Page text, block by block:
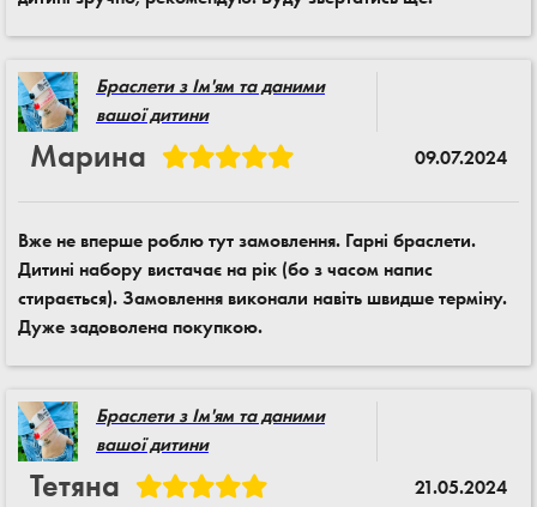
Браслети з Ім'ям та даними
вашої дитини
Марина 09.07.2024
Вже не вперше роблю тут замовлення. Гарні браслети.
Дитині набору вистачає на рік (бо з часом напис
стирається). Замовлення виконали навіть швидше терміну.
Дуже задоволена покупкою.
Браслети з Ім'ям та даними
вашої дитини
Тетяна 21.05.2024